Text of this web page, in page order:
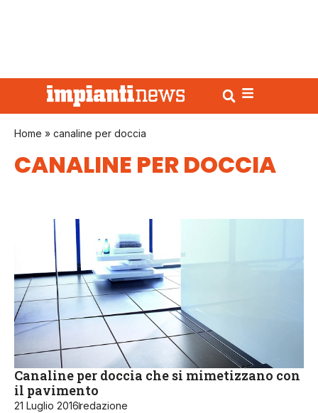
Home » canaline per doccia
CANALINE PER DOCCIA
Canaline per doccia che si mimetizzano con
il pavimento
21 Luglio 2016redazione